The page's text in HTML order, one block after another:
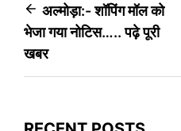
Post
navigation
अल्मोड़ा:- शॉपिंग मॉल को
भेजा गया नोटिस….. पढ़े पूरी
खबर